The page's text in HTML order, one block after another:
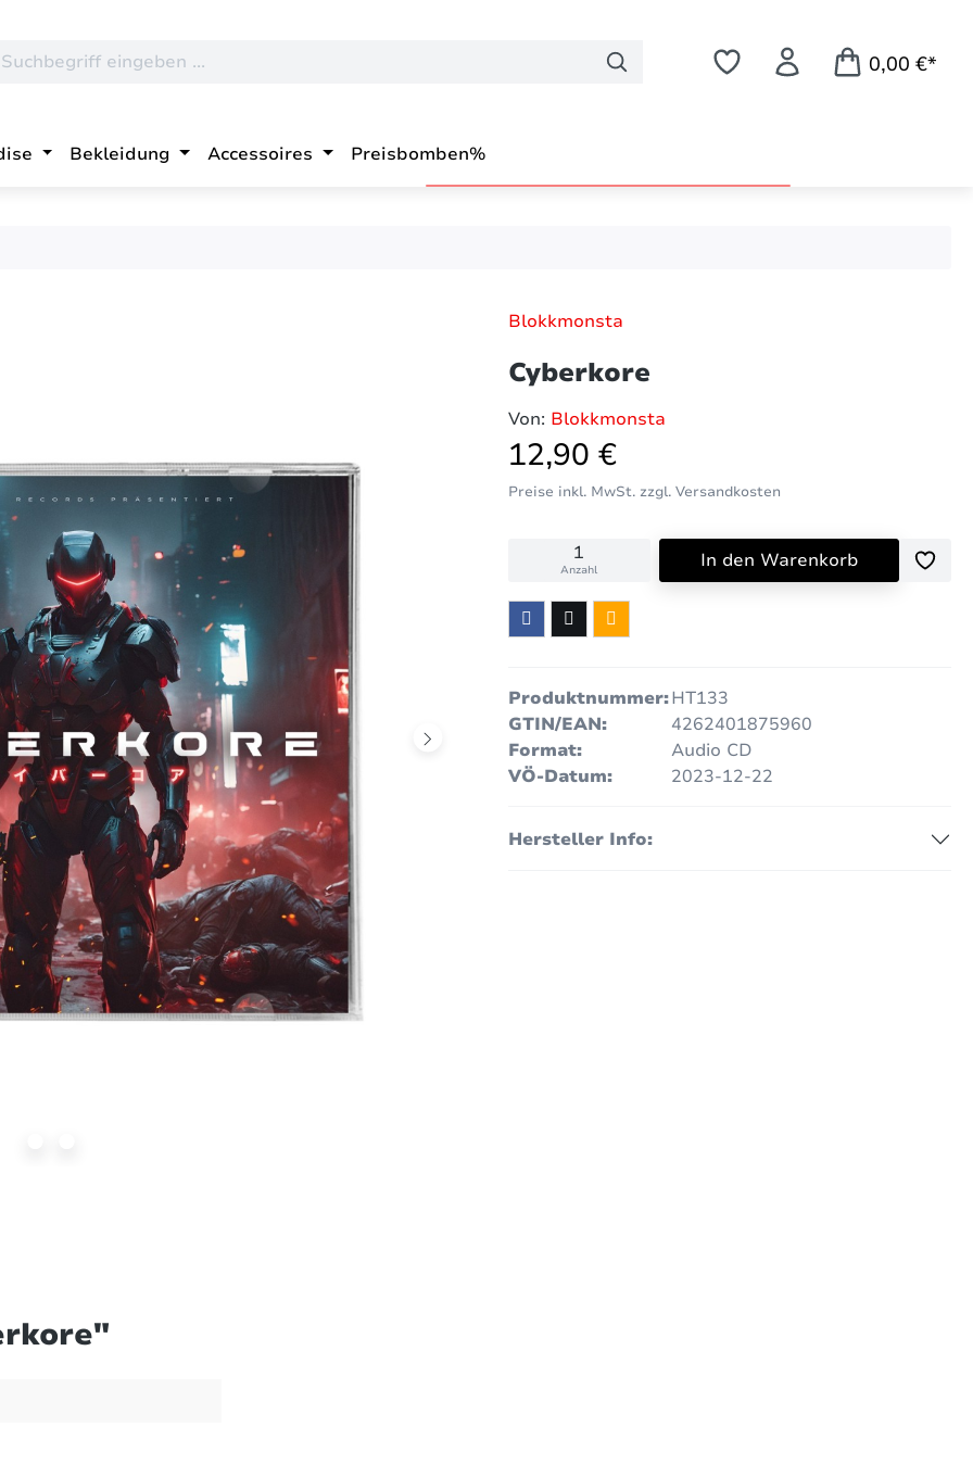
0,00 €*
Bekleidung Accessoires Preisbomben%
Blokkmonsta
Cyberkore
Von: Blokkmonsta
Regulärer Preis:
12,90 €
Preise inkl. MwSt. zzgl. Versandkosten
Anzahl In den Warenkorb
Produktnummer:HT133
GTIN/EAN:
4262401875960
Format:
Audio CD
VÖ-Datum:
2023-12-22
Hersteller Info: